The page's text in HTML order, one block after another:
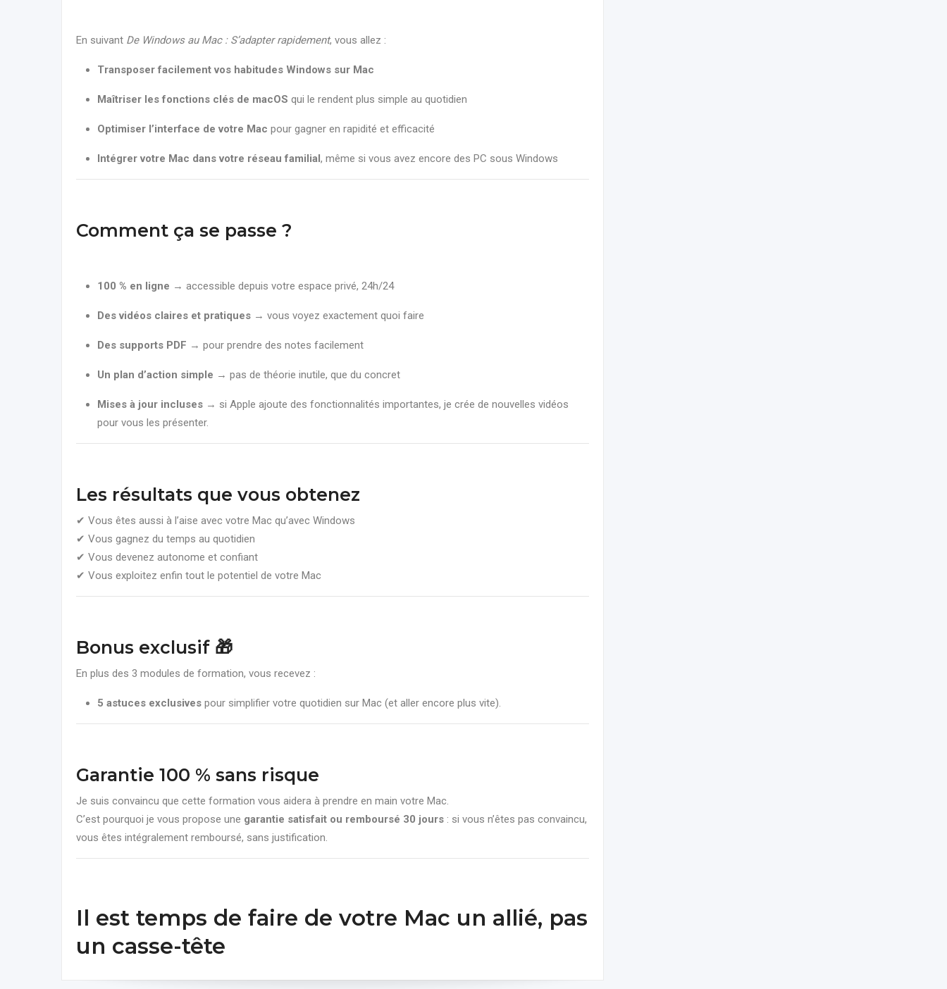
En suivant De Windows au Mac : S’adapter rapidement, vous allez :
Transposer facilement vos habitudes Windows sur Mac
Maîtriser les fonctions clés de macOS qui le rendent plus simple au quotidien
Optimiser l’interface de votre Mac pour gagner en rapidité et efficacité
Intégrer votre Mac dans votre réseau familial, même si vous avez encore des PC sous Windows
Comment ça se passe ?
100 % en ligne → accessible depuis votre espace privé, 24h/24
Des vidéos claires et pratiques → vous voyez exactement quoi faire
Des supports PDF → pour prendre des notes facilement
Un plan d’action simple → pas de théorie inutile, que du concret
Mises à jour incluses → si Apple ajoute des fonctionnalités importantes, je crée de nouvelles vidéos
pour vous les présenter.
Les résultats que vous obtenez
✔ Vous êtes aussi à l’aise avec votre Mac qu’avec Windows
✔ Vous gagnez du temps au quotidien
✔ Vous devenez autonome et confiant
✔ Vous exploitez enfin tout le potentiel de votre Mac
Bonus exclusif 🎁
En plus des 3 modules de formation, vous recevez :
5 astuces exclusives pour simplifier votre quotidien sur Mac (et aller encore plus vite).
Garantie 100 % sans risque
Je suis convaincu que cette formation vous aidera à prendre en main votre Mac.
C’est pourquoi je vous propose une garantie satisfait ou remboursé 30 jours : si vous n’êtes pas convaincu,
vous êtes intégralement remboursé, sans justification.
Il est temps de faire de votre Mac un allié, pas
un casse-tête